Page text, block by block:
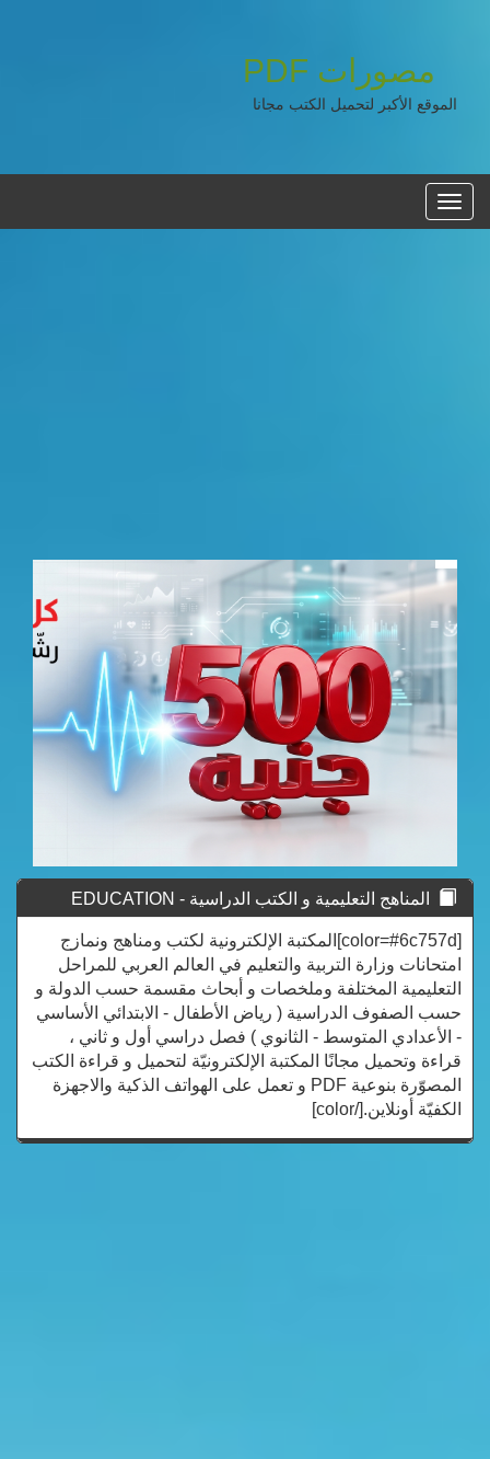
مصورات PDF
الموقع الأكبر لتحميل الكتب مجانا
القائمه
الرئيسية
المناهج التعليمية و الكتب الدراسية - EDUCATION
CURRICULUM[color=#6c757d]المكتبة الإلكترونية لكتب ومناهج ونمازج
امتحانات وزارة التربية والتعليم في العالم العربي للمراحل
التعليمية المختلفة وملخصات و أبحاث مقسمة حسب الدولة و
حسب الصفوف الدراسية ( رياض الأطفال - الابتدائي الأساسي
- الأعدادي المتوسط - الثانوي ) فصل دراسي أول و ثاني ،
قراءة وتحميل مجانًا المكتبة الإلكترونيّة لتحميل و قراءة الكتب
المصوّرة بنوعية PDF و تعمل على الهواتف الذكية والاجهزة
الكفيّة أونلاين.[/color]